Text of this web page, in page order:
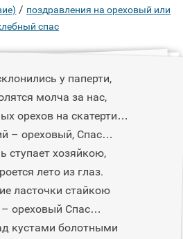
/ поздравления на ореховый или
спас
у паперти,
молча за нас,
орехов на скатерти…
– ореховый, Спас…
ступает хозяйкою,
лето из глаз.
ласточки стайкою
ореховый Спас…
кустами болотными